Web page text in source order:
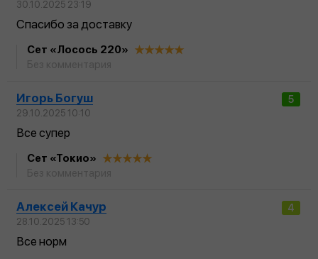
30.10.2025 23:19
Спасибо за доставку
Сет «Лосось 220»
5
Игорь Богуш
29.10.2025 10:10
Все супер
Сет «Токио»
4
Алексей Качур
28.10.2025 13:50
Все норм